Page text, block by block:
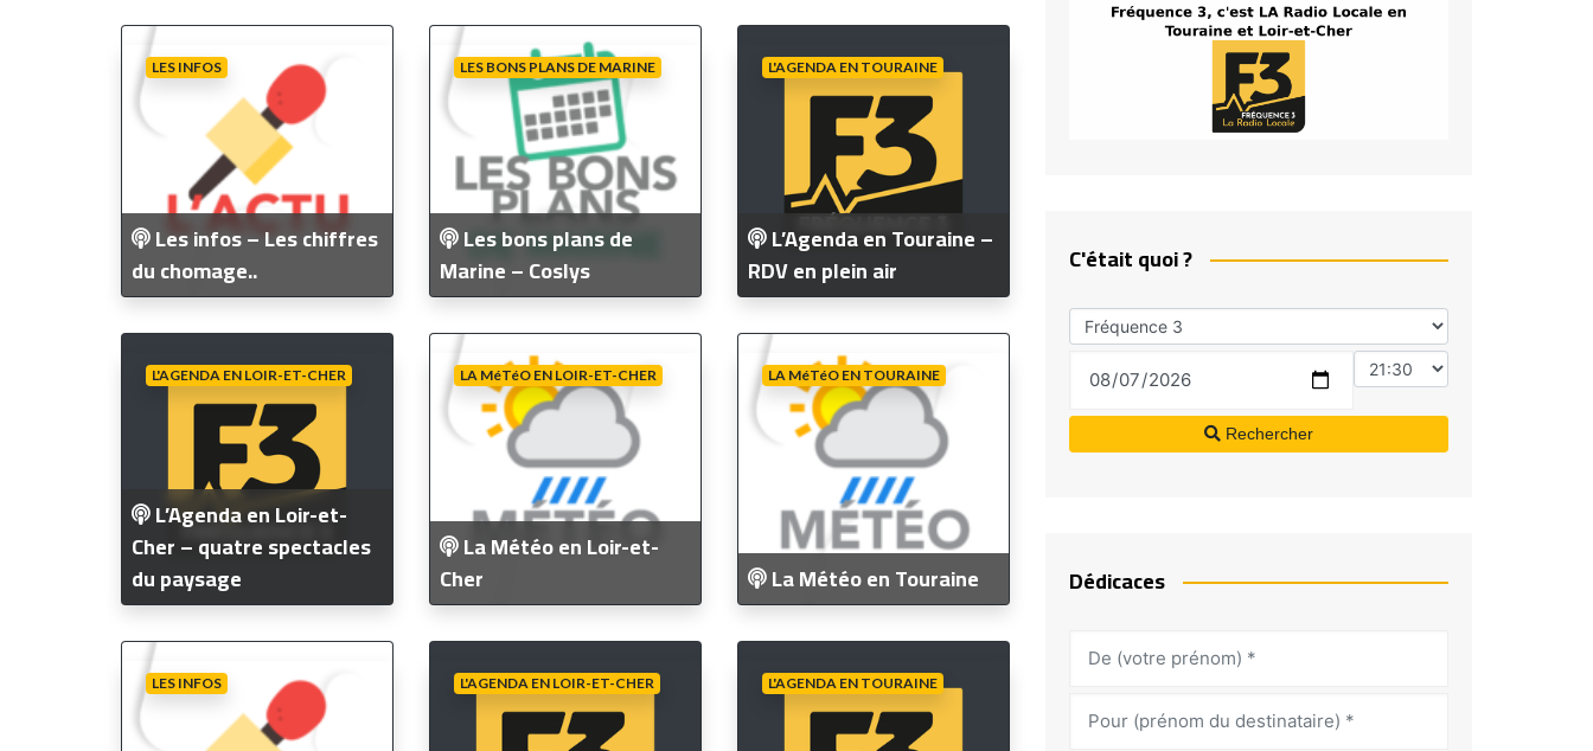
Fréquence 3 Urban
Fréquence 3 World
LES INFOS
Les infos – Les chiffres
du chomage..
LES BONS PLANS DE MARINE
Les bons plans de
Marine – Coslys
L'AGENDA EN TOURAINE
L’Agenda en Touraine –
RDV en plein air
L'AGENDA EN LOIR-ET-CHER
L’Agenda en Loir-et-
Cher – quatre spectacles
du paysage
LA MéTéO EN LOIR-ET-CHER
La Météo en Loir-et-
Cher
LA MéTéO EN TOURAINE
La Météo en Touraine
LES INFOS L'AGENDA EN LOIR-ET-CHER L'AGENDA EN TOURAINE
C'était quoi ?
Rechercher
Dédicaces